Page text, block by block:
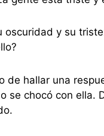
oscuridad y su
de hallar una
se chocó con ella.